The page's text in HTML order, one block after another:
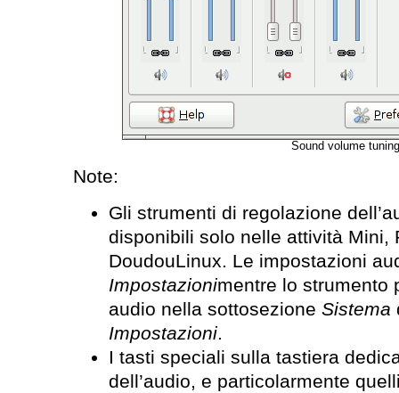
Sound volume tuning
Note:
Gli strumenti di regolazione
disponibili solo nelle attività Mini,
DoudouLinux. Le impostazioni
Impostazionimentre lo strumento
audio nella sottosezione Sistema
Impostazioni.
I tasti speciali sulla tastiera
dell’audio, e particolarmente